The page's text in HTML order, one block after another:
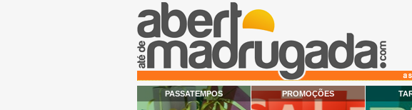
PASSATEMPOS PROMOÇÕES